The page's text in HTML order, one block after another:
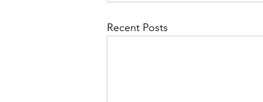
Recent Posts